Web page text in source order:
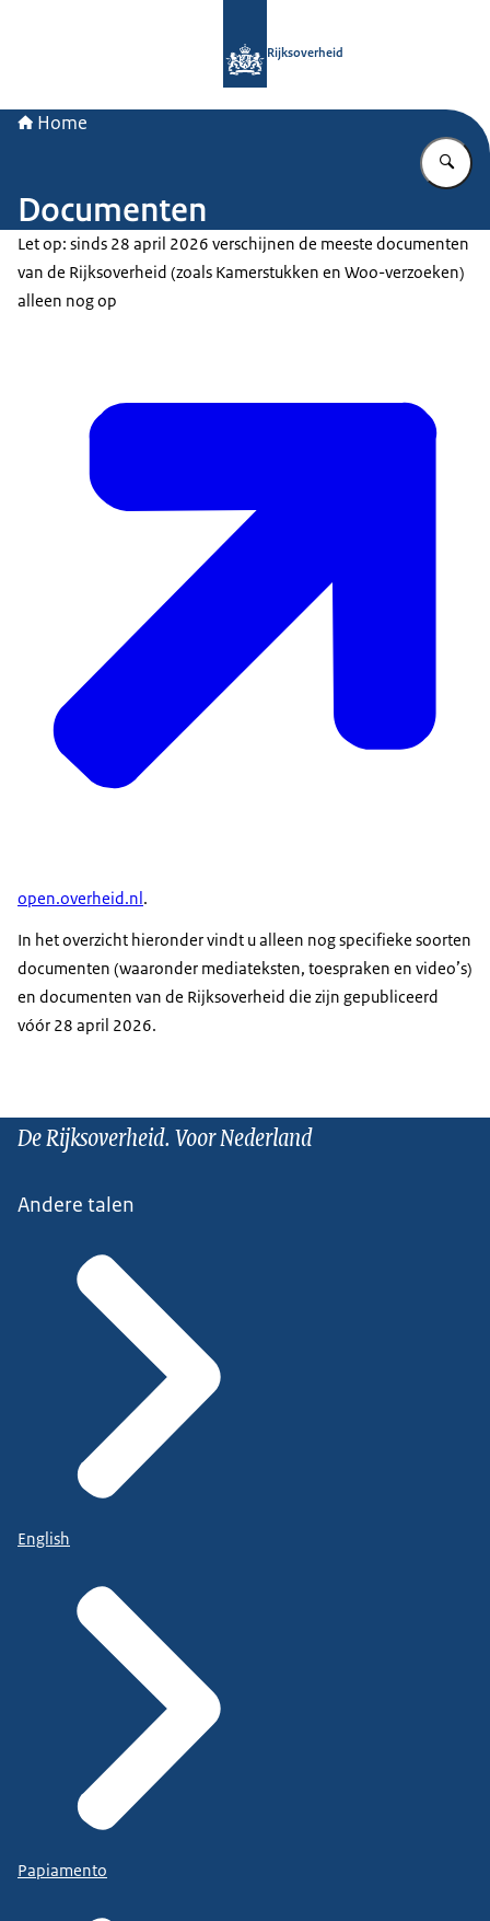
Rijksoverheid
Home
Documenten
Let op: sinds 28 april 2026 verschijnen de meeste documenten
van de Rijksoverheid (zoals Kamerstukken en Woo-verzoeken)
alleen nog op
open.overheid.nl.
In het overzicht hieronder vindt u alleen nog specifieke soorten
documenten (waaronder mediateksten, toespraken en video’s)
en documenten van de Rijksoverheid die zijn gepubliceerd
vóór 28 april 2026.
De Rijksoverheid. Voor Nederland
Andere talen
English
Papiamento